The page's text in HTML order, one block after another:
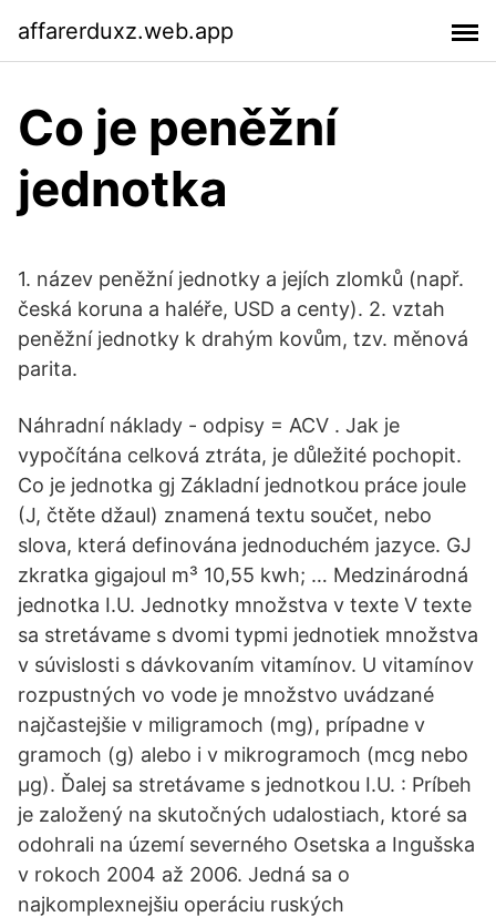
affarerduxz.web.app
Co je peněžní
jednotka
1. název peněžní jednotky a jejích zlomků (např.
česká koruna a haléře, USD a centy). 2. vztah
peněžní jednotky k drahým kovům, tzv. měnová
parita.
Náhradní náklady - odpisy = ACV . Jak je
vypočítána celková ztráta, je důležité pochopit.
Co je jednotka gj Základní jednotkou práce joule
(J, čtěte džaul) znamená textu součet, nebo
slova, která definována jednoduchém jazyce. GJ
zkratka gigajoul m³ 10,55 kwh; … Medzinárodná
jednotka I.U. Jednotky množstva v texte V texte
sa stretávame s dvomi typmi jednotiek množstva
v súvislosti s dávkovaním vitamínov. U vitamínov
rozpustných vo vode je množstvo uvádzané
najčastejšie v miligramoch (mg), prípadne v
gramoch (g) alebo i v mikrogramoch (mcg nebo
μg). Ďalej sa stretávame s jednotkou I.U. : Príbeh
je založený na skutočných udalostiach, ktoré sa
odohrali na území severného Osetska a Ingušska
v rokoch 2004 až 2006. Jedná sa o
najkomplexnejšiu operáciu ruských